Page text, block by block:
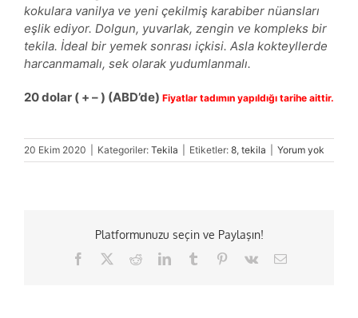
kokulara vanilya ve yeni çekilmiş karabiber nüansları
eşlik ediyor. Dolgun, yuvarlak, zengin ve kompleks bir
tekila. İdeal bir yemek sonrası içkisi. Asla kokteyllerde
harcanmamalı, sek olarak yudumlanmalı.
20 dolar ( + – ) (ABD’de) Fiyatlar tadımın yapıldığı tarihe aittir.
20 Ekim 2020 Kategoriler: Tekila Etiketler: 8, tekila Yorum yok
Platformunuzu seçin ve Paylaşın!
Facebook RedditLinkedInTumblr Pinterest
Vk
E-